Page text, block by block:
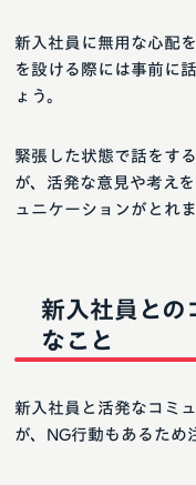
新入社員に無用な心配
を設ける際には事前に
ょう。
緊張した状態で話をす
が、活発な意見や考え
ュニケーションがとれま
新入社員との
なこと
新入社員と活発なコミ
が、NG行動もあるため